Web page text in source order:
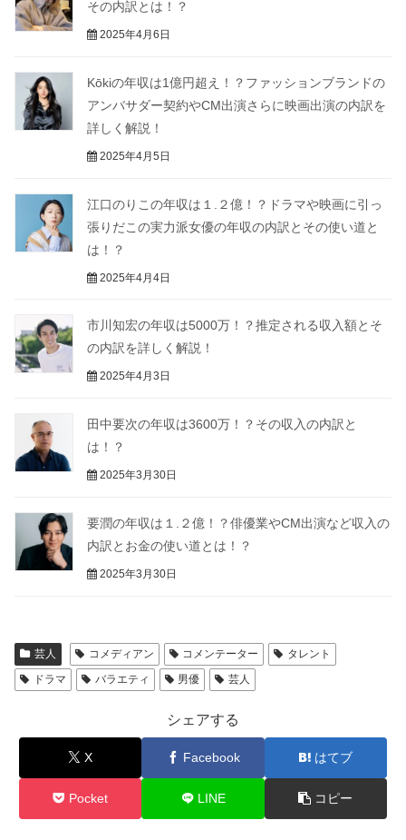
その内訳とは！？
2025年4月6日
Kōkiの年収は1億円超え！？ファッションブランドの
アンバサダー契約やCM出演さらに映画出演の内訳を
詳しく解説！
2025年4月5日
江口のりこの年収は１.２億！？ドラマや映画に引っ
張りだこの実力派女優の年収の内訳とその使い道と
は！？
2025年4月4日
市川知宏の年収は5000万！？推定される収入額とそ
の内訳を詳しく解説！
2025年4月3日
田中要次の年収は3600万！？その収入の内訳と
は！？
2025年3月30日
要潤の年収は１.２億！？俳優業やCM出演など収入の
内訳とお金の使い道とは！？
2025年3月30日
芸人 コメディアン コメンテーター
タレント
ドラマ
バラエティ 男優 芸人
シェアする
X Facebook はてブ
Pocket LINE コピー